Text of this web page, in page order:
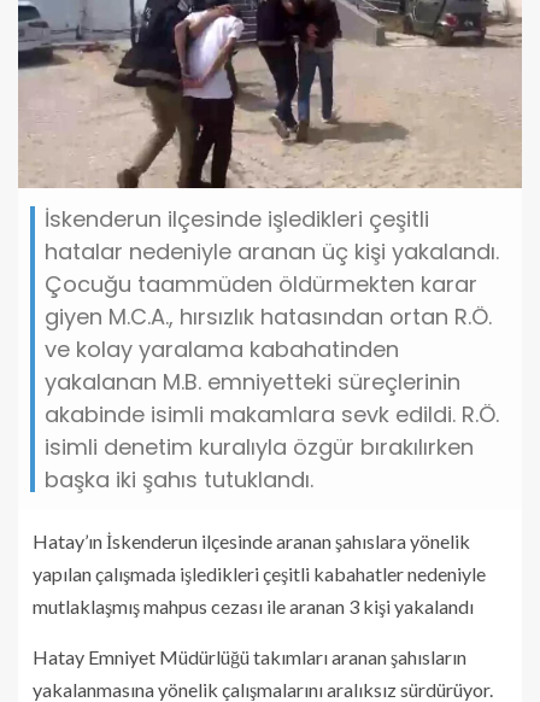
İskenderun ilçesinde işledikleri çeşitli
hatalar nedeniyle aranan üç kişi yakalandı.
Çocuğu taammüden öldürmekten karar
giyen M.C.A., hırsızlık hatasından ortan R.Ö.
ve kolay yaralama kabahatinden
yakalanan M.B. emniyetteki süreçlerinin
akabinde isimli makamlara sevk edildi. R.Ö.
isimli denetim kuralıyla özgür bırakılırken
başka iki şahıs tutuklandı.
Hatay’ın İskenderun ilçesinde aranan şahıslara yönelik
yapılan çalışmada işledikleri çeşitli kabahatler nedeniyle
mutlaklaşmış mahpus cezası ile aranan 3 kişi yakalandı
Hatay Emniyet Müdürlüğü takımları aranan şahısların
yakalanmasına yönelik çalışmalarını aralıksız sürdürüyor.